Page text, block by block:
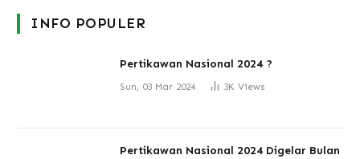
INFO POPULER
Pertikawan Nasional 2024 ?
Sun, 03 Mar 2024 3K Views
Pertikawan Nasional 2024 Digelar Bulan